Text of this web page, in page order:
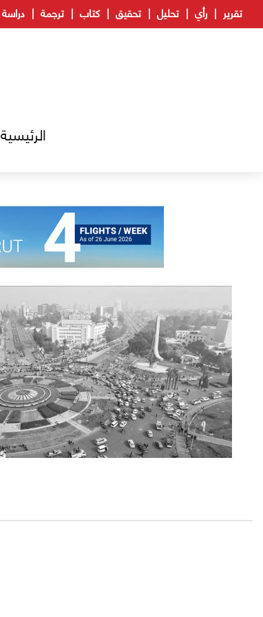
تقرير رأي تحليل تحقيق كتاب ترجمة دراسة
الرئيسية